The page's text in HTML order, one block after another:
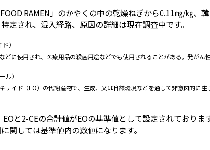
RAMEN」のかやくの中の乾燥ねぎから0.11㎎/㎏
定され、混入経路、原因の詳細は現在調査中です。
）
どに使用され、医療用品の殺菌用途などでも使用されることがある。発がん
ル）
サイド（EO）の代謝産物で、生成、又は自然環境などを通して非意図的に
と2-CEの合計値がEOの基準値として設定されており
関しては基準値内の数値になります。